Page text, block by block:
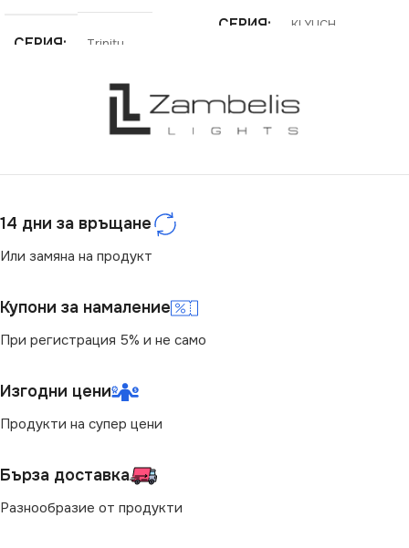
СЕРИЯ Trinity
НАПРЕЖЕНИЕ (V)
ТИП РЕЛСОВА
СЕРИЯ KLYUCH
220V
СТЕПЕН НА ЗАЩИТА
14 дни за връщане
Или замяна на продукт
Купони за намаление
При регистрация 5% и не само
Изгодни цени
Продукти на супер цени
Бърза доставка
Разнообразие от продукти